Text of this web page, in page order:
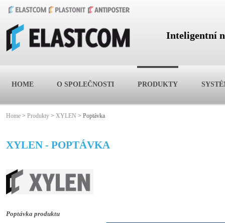
Inteligentní
HOME O SPOLEČNOSTI PRODUKTY
Home > Produkty > XYLEN > Poptávka
XYLEN - POPTÁVKA
Poptávka produktu